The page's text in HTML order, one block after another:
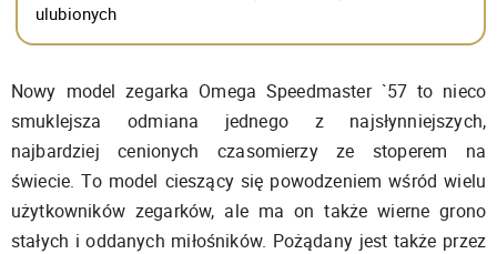
ulubionych
Nowy model zegarka Omega Speedmaster `57 to nieco
smuklejsza odmiana jednego z najsłynniejszych,
najbardziej cenionych czasomierzy ze stoperem na
świecie. To model cieszący się powodzeniem wśród wielu
użytkowników zegarków, ale ma on także wierne grono
stałych i oddanych miłośników. Pożądany jest także przez